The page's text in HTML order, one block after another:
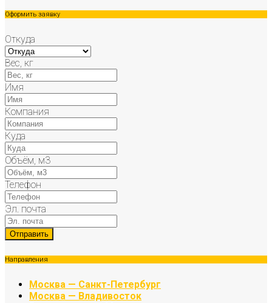
Оформить заявку
Откуда
Вес, кг
Имя
Компания
Куда
Объём, м3
Телефон
Эл. почта
Направления
Москва — Санкт-Петербург
Москва — Владивосток